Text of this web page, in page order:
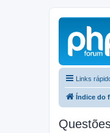
Links
Índice do